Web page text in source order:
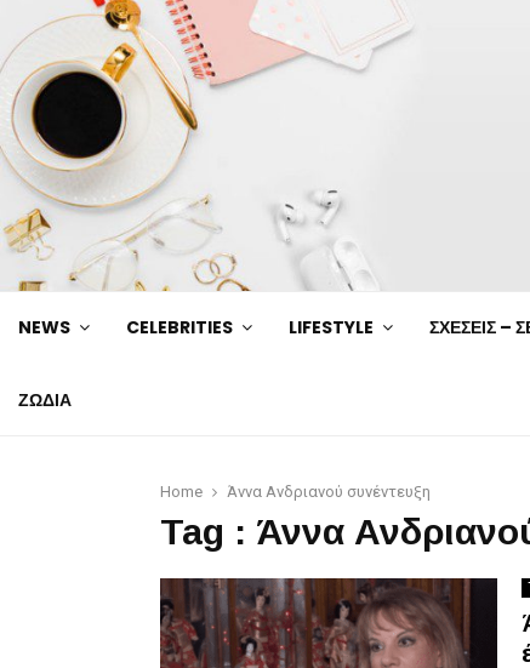
NEWS CELEBRITIES LIFESTYLE ΣΧΕΣΕΙΣ –
ΖΩΔΙΑ
Home Άννα Ανδριανού συνέντευξη
Tag : Άννα